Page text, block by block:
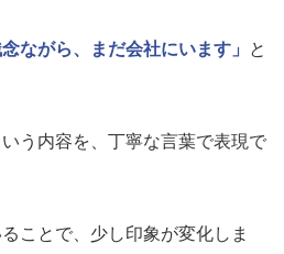
念ながら、まだ会社にいます」
と
いう内容を、丁寧な言葉で表現で
ことで、少し印象が変化しま